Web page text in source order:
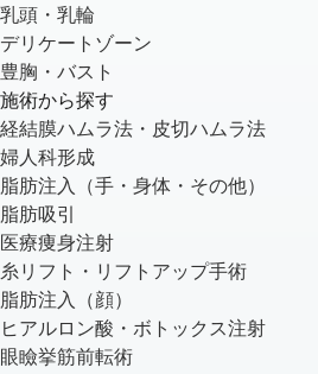
乳頭・乳輪
デリケートゾーン
豊胸・バスト
施術から探す
経結膜ハムラ法・皮切ハムラ法
婦人科形成
脂肪注入（手・身体・その他）
脂肪吸引
医療痩身注射
糸リフト・リフトアップ手術
脂肪注入（顔）
ヒアルロン酸・ボトックス注射
眼瞼挙筋前転術